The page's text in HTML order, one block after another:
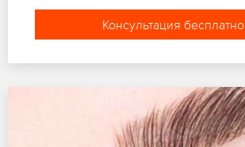
Консультация бесплатно